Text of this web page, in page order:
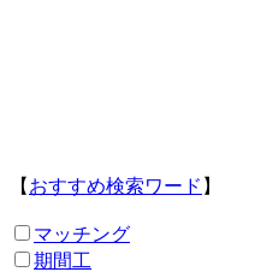
【 おすすめ検索ワード 】
マッチング
期間工